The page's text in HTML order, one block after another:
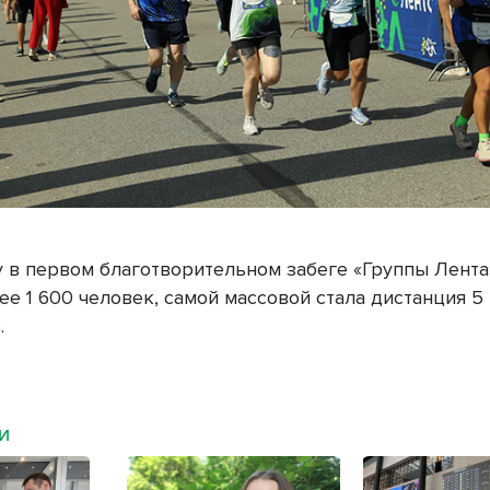
первом благотворительном забеге «Группы
1 600 человек, самой массовой стала дистанция 5